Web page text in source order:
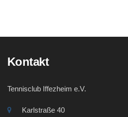
Kontakt
Tennisclub Iffezheim e.V.
Karlstraße 40